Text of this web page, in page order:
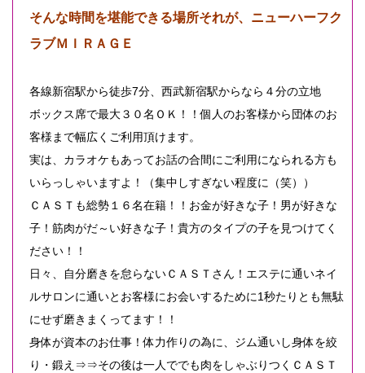
そんな時間を堪能できる場所それが、ニューハーフク
ラブＭＩＲＡＧＥ
各線新宿駅から徒歩7分、西武新宿駅からなら４分の立地
ボックス席で最大３０名ＯＫ！！個人のお客様から団体のお
客様まで幅広くご利用頂けます。
実は、カラオケもあってお話の合間にご利用になられる方も
いらっしゃいますよ！（集中しすぎない程度に（笑））
ＣＡＳＴも総勢１６名在籍！！お金が好きな子！男が好きな
子！筋肉がだ～い好きな子！貴方のタイプの子を見つけてく
ださい！！
日々、自分磨きを怠らないＣＡＳＴさん！エステに通いネイ
ルサロンに通いとお客様にお会いするために1秒たりとも無駄
にせず磨きまくってます！！
身体が資本のお仕事！体力作りの為に、ジム通いし身体を絞
り・鍛え⇒⇒その後は一人ででも肉をしゃぶりつくＣＡＳＴ